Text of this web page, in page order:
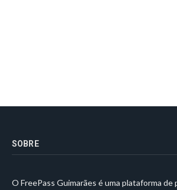
SOBRE
O FreePass Guimarães é uma plataforma de